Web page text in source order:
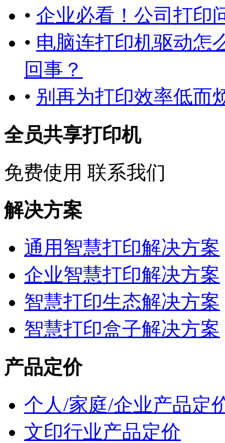
• 企业必看！公司打印
• 电脑连打印机驱动怎
回事？
• 别再为打印效率低而
全员共享打印机
免费使用 联系我们
解决方案
通用智慧打印解决方案
企业智慧打印解决方案
智慧打印生态解决方案
智慧打印盒子解决方案
产品定价
个人/家庭/企业产品定
文印行业产品定价